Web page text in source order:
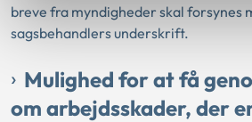
breve fra myndigheder skal forsynes
sagsbehandlers underskrift.
Mulighed for at få
om arbejdsskader, der